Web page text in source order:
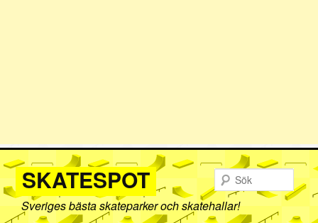
SKATESPOT
Sveriges bästa skateparker och skatehallar!